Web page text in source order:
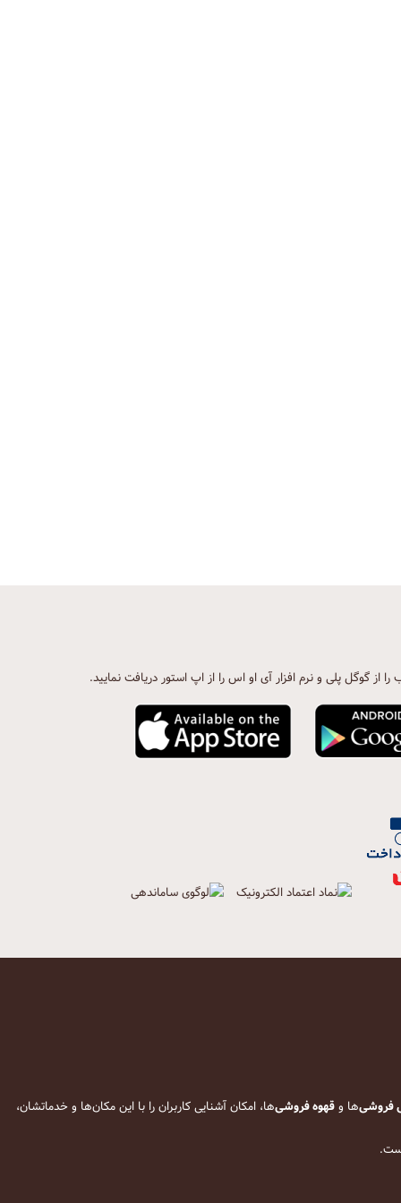
را از گوگل پلی و نرم افزار آی او اس را از اپ استور دریافت نمایید.
فروشی‌ها وقهوه فروشی‌ها، امکان آشنایی کاربران را با این مکان‌ها و خدماتشان،